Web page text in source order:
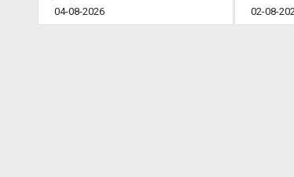
04-08-2026 02-08-